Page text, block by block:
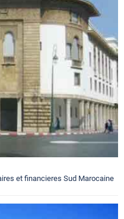
et financieres Sud Marocaine